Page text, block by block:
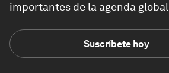
importantes de la agenda global
Suscríbete hoy